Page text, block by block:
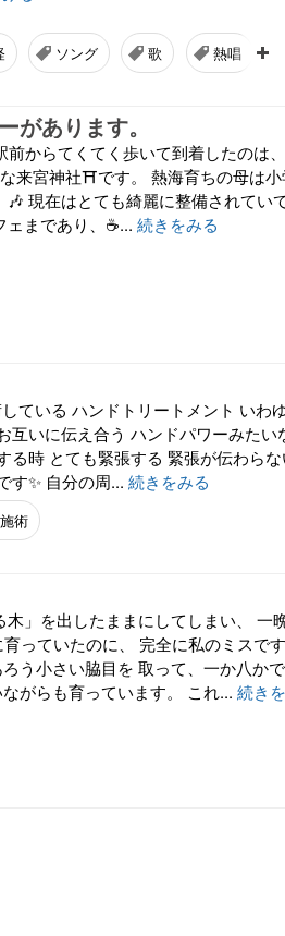
ソング 歌 熱唱
あります。
からてくてく歩いて到着したのは
来宮神社⛩️です。 熱海育ちの母は小
現在はとても綺麗に整備されていて
まであり、☕️... 続きをみる
ている ハンドトリートメント いわ
互いに伝え合う ハンドパワーみたい
る時 とても緊張する 緊張が伝わらな
す✨ 自分の周... 続きをみる
施術
」を出したままにしてしまい、 一
っていたのに、 完全に私のミスです
う小さい脇目を 取って、一か八か
がらも育っています。 これ... 続き